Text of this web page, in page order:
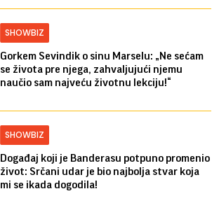
SHOWBIZ
Gorkem Sevindik o sinu Marselu: „Ne sećam
se života pre njega, zahvaljujući njemu
naučio sam najveću životnu lekciju!“
SHOWBIZ
Događaj koji je Banderasu potpuno promenio
život: Srčani udar je bio najbolja stvar koja
mi se ikada dogodila!